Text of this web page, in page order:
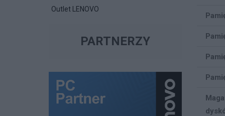
Outlet LENOVO
PARTNERZY